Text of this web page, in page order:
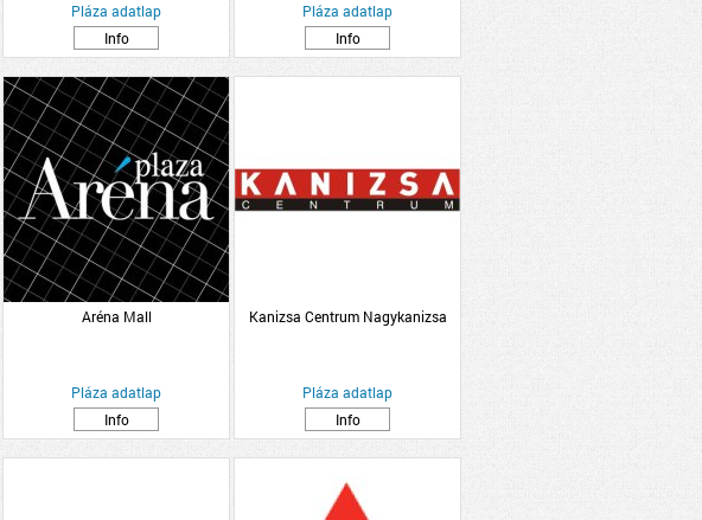
Pláza adatlap
Info
Pláza adatlap
Info
Aréna Mall
Pláza adatlap
Info
Kanizsa Centrum Nagykanizsa
Pláza adatlap
Info